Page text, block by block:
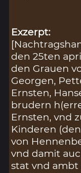
Exzerpt:
den 25ten
den Grauen
Georgen,
Ernsten,
brudern
Ernsten, vnd
Kinderen
von
vnd damit
stat vnd